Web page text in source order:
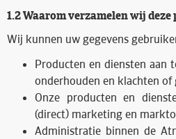
1.2 Waarom verzamelen wij deze
Wij kunnen uw gegevens
Producten en diensten aan
onderhouden en klachten of
Onze producten en
(direct) marketing en
Administratie binnen de